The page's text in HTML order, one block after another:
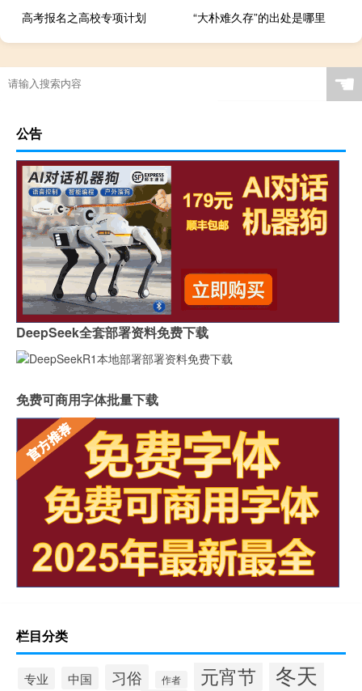
高考报名之高校专项计划 “大朴难久存”的出处是哪里
☚
公告
DeepSeek全套部署资料免费下载
免费可商用字体批量下载
栏目分类
专业 中国 习俗 作者 元宵节 冬天